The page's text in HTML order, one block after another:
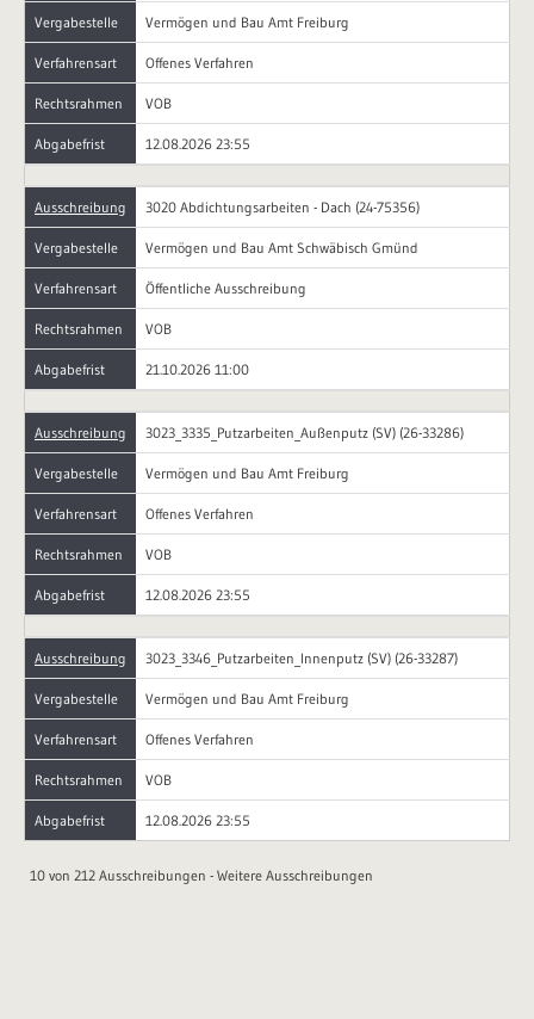
Vergabestelle Vermögen und Bau Amt Freiburg
Verfahrensart Offenes Verfahren
Rechtsrahmen VOB
Abgabefrist 12.08.2026 23:55
Ausschreibung 3020 Abdichtungsarbeiten - Dach (24-75356)
Vergabestelle Vermögen und Bau Amt Schwäbisch Gmünd
Verfahrensart Öffentliche Ausschreibung
Rechtsrahmen VOB
Abgabefrist 21.10.2026 11:00
Ausschreibung 3023_3335_Putzarbeiten_Außenputz (SV) (26-33286)
Vergabestelle Vermögen und Bau Amt Freiburg
Verfahrensart Offenes Verfahren
Rechtsrahmen VOB
Abgabefrist 12.08.2026 23:55
Ausschreibung 3023_3346_Putzarbeiten_Innenputz (SV) (26-33287)
Vergabestelle Vermögen und Bau Amt Freiburg
Verfahrensart Offenes Verfahren
Rechtsrahmen VOB
Abgabefrist 12.08.2026 23:55
10 von 212 Ausschreibungen - Weitere Ausschreibungen